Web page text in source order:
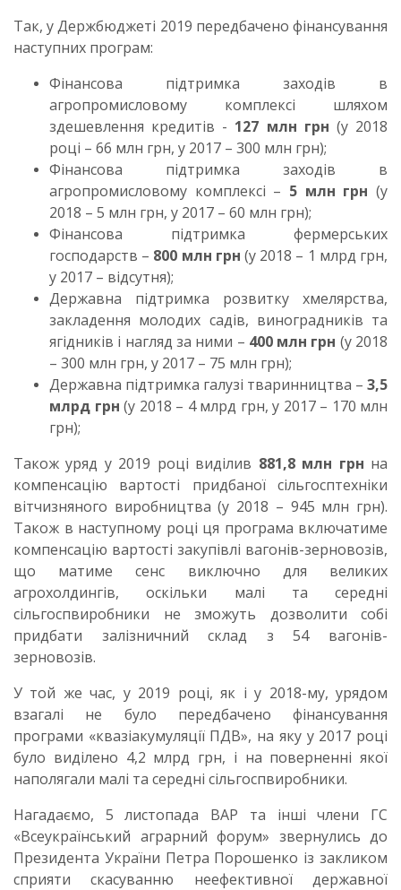
Так, у Держбюджеті 2019 передбачено фінансування
наступних програм:
Фінансова підтримка заходів в
агропромисловому комплексі шляхом
здешевлення кредитів - 127 млн грн (у 2018
році – 66 млн грн, у 2017 – 300 млн грн);
Фінансова підтримка заходів в
агропромисловому комплексі – 5 млн грн (у
2018 – 5 млн грн, у 2017 – 60 млн грн);
Фінансова підтримка фермерських
господарств – 800 млн грн (у 2018 – 1 млрд грн,
у 2017 – відсутня);
Державна підтримка розвитку хмелярства,
закладення молодих садів, виноградників та
ягідників і нагляд за ними – 400 млн грн (у 2018
– 300 млн грн, у 2017 – 75 млн грн);
Державна підтримка галузі тваринництва – 3,5
млрд грн (у 2018 – 4 млрд грн, у 2017 – 170 млн
грн);
Також уряд у 2019 році виділив 881,8 млн грн на
компенсацію вартості придбаної сільгосптехніки
вітчизняного виробництва (у 2018 – 945 млн грн).
Також в наступному році ця програма включатиме
компенсацію вартості закупівлі вагонів-зерновозів,
що матиме сенс виключно для великих
агрохолдингів, оскільки малі та середні
сільгоспвиробники не зможуть дозволити собі
придбати залізничний склад з 54 вагонів-
зерновозів.
У той же час, у 2019 році, як і у 2018-му, урядом
взагалі не було передбачено фінансування
програми «квазіакумуляції ПДВ», на яку у 2017 році
було виділено 4,2 млрд грн, і на поверненні якої
наполягали малі та середні сільгоспвиробники.
Нагадаємо, 5 листопада ВАР та інші члени ГС
«Всеукраїнський аграрний форум» звернулись до
Президента України Петра Порошенко із закликом
сприяти скасуванню неефективної державної